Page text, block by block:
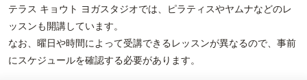
テラス キョウト ヨガスタジオでは、ピラティスやヤムナなどのレ
ッスンも開講しています。
なお、曜日や時間によって受講できるレッスンが異なるので、事前
にスケジュールを確認する必要があります。